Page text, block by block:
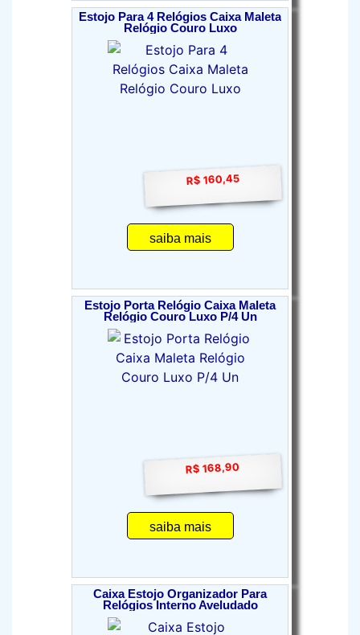
Estojo Para 4 Relógios Caixa Maleta
Relógio Couro Luxo
R$ 160,45
saiba mais
Estojo Porta Relógio Caixa Maleta
Relógio Couro Luxo P/4 Un
R$ 168,90
saiba mais
Caixa Estojo Organizador Para
Relógios Interno Aveludado